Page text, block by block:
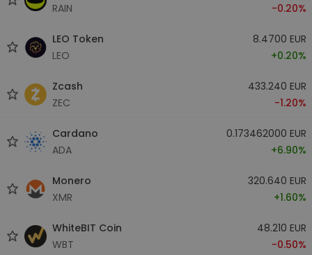
RAIN
-0.20%
LEO Token
LEO
8.4700 EUR
+0.20%
Zcash
ZEC
433.240 EUR
-1.20%
Cardano
ADA
0.173462000 EUR
+6.90%
Monero
XMR
320.640 EUR
+1.60%
WhiteBIT Coin
WBT
48.210 EUR
-0.50%